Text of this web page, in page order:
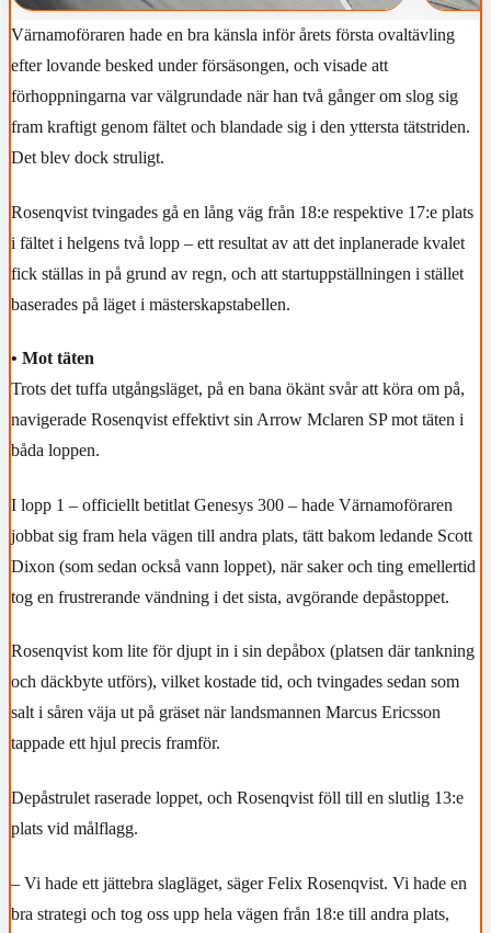
Värnamoföraren hade en bra känsla inför årets första ovaltävling
efter lovande besked under försäsongen, och visade att
förhoppningarna var välgrundade när han två gånger om slog sig
fram kraftigt genom fältet och blandade sig i den yttersta tätstriden.
Det blev dock struligt.
Rosenqvist tvingades gå en lång väg från 18:e respektive 17:e plats
i fältet i helgens två lopp – ett resultat av att det inplanerade kvalet
fick ställas in på grund av regn, och att startuppställningen i stället
baserades på läget i mästerskapstabellen.
• Mot täten
Trots det tuffa utgångsläget, på en bana ökänt svår att köra om på,
navigerade Rosenqvist effektivt sin Arrow Mclaren SP mot täten i
båda loppen.
I lopp 1 – officiellt betitlat Genesys 300 – hade Värnamoföraren
jobbat sig fram hela vägen till andra plats, tätt bakom ledande Scott
Dixon (som sedan också vann loppet), när saker och ting emellertid
tog en frustrerande vändning i det sista, avgörande depåstoppet.
Rosenqvist kom lite för djupt in i sin depåbox (platsen där tankning
och däckbyte utförs), vilket kostade tid, och tvingades sedan som
salt i såren väja ut på gräset när landsmannen Marcus Ericsson
tappade ett hjul precis framför.
Depåstrulet raserade loppet, och Rosenqvist föll till en slutlig 13:e
plats vid målflagg.
– Vi hade ett jättebra slagläget, säger Felix Rosenqvist. Vi hade en
bra strategi och tog oss upp hela vägen från 18:e till andra plats,